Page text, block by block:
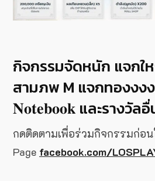
กิจกรรมจัดหนัก แจกใ
สามภพ M แจกทองงง
𝐍𝐨𝐭𝐞𝐛𝐨𝐨𝐤 และรางวัล
กดติดตามเพื่อร่วมกิจกรรมก่อน
Page facebook.com/